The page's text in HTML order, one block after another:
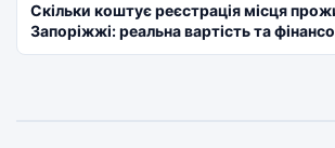
Скільки коштує реєстрація місця
Запоріжжі: реальна вартість та